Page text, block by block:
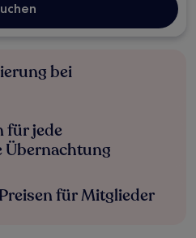
bei
für jede
Übernachtung
für Mitglieder